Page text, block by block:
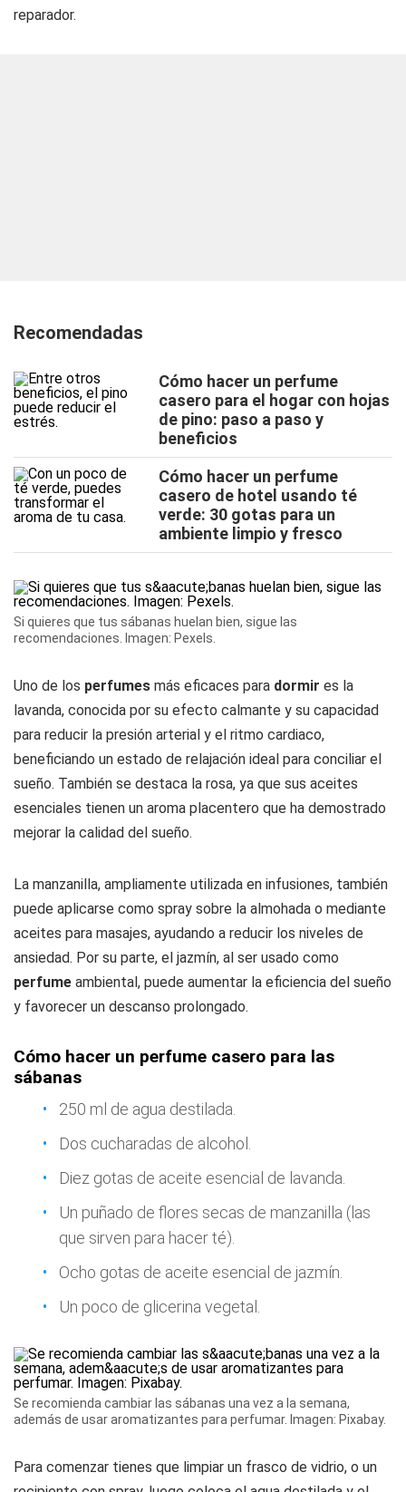
reparador.
Recomendadas
Cómo hacer un perfume
casero para el hogar con hojas
de pino: paso a paso y
beneficios
Cómo hacer un perfume
casero de hotel usando té
verde: 30 gotas para un
ambiente limpio y fresco
Si quieres que tus sábanas huelan bien, sigue las
recomendaciones. Imagen: Pexels.
Uno de los perfumes más eficaces para dormir es la
lavanda, conocida por su efecto calmante y su capacidad
para reducir la presión arterial y el ritmo cardiaco,
beneficiando un estado de relajación ideal para conciliar el
sueño. También se destaca la rosa, ya que sus aceites
esenciales tienen un aroma placentero que ha demostrado
mejorar la calidad del sueño.
La manzanilla, ampliamente utilizada en infusiones, también
puede aplicarse como spray sobre la almohada o mediante
aceites para masajes, ayudando a reducir los niveles de
ansiedad. Por su parte, el jazmín, al ser usado como
perfume ambiental, puede aumentar la eficiencia del sueño
y favorecer un descanso prolongado.
Cómo hacer un perfume casero para las
sábanas
250 ml de agua destilada.
Dos cucharadas de alcohol.
Diez gotas de aceite esencial de lavanda.
Un puñado de flores secas de manzanilla (las
que sirven para hacer té).
Ocho gotas de aceite esencial de jazmín.
Un poco de glicerina vegetal.
Se recomienda cambiar las sábanas una vez a la semana,
además de usar aromatizantes para perfumar. Imagen: Pixabay.
Para comenzar tienes que limpiar un frasco de vidrio, o un